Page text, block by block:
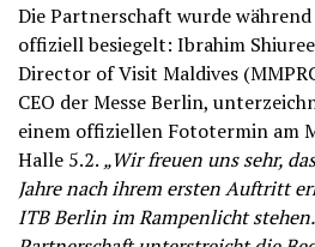
Die Partnerschaft wurde
offiziell besiegelt: Ibrahim
Director of Visit Maldives
CEO der Messe Berlin,
einem offiziellen Fototermin am
Halle 5.2. „Wir freuen uns sehr,
Jahre nach ihrem ersten Auftritt
ITB Berlin im Rampenlicht